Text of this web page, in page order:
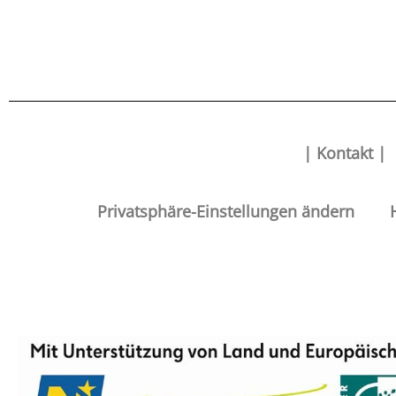
| Kontakt |
Privatsphäre-Einstellungen ändern